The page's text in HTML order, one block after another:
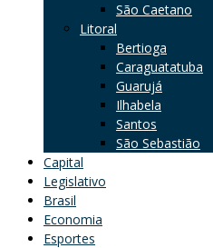
São Caetano
Litoral
Bertioga
Caraguatatuba
Guarujá
Ilhabela
Santos
São Sebastião
Capital
Legislativo
Brasil
Economia
Esportes